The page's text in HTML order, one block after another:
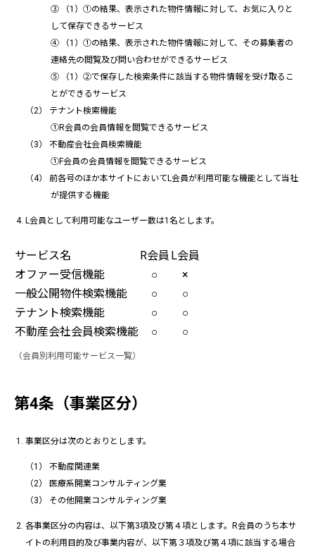
③ （1）①の結果、表示された物件情報に対して、お気に入りと
して保存できるサービス
④ （1）①の結果、表示された物件情報に対して、その募集者の
連絡先の閲覧及び問い合わせができるサービス
⑤ （1）②で保存した検索条件に該当する物件情報を受け取るこ
とができるサービス
テナント検索機能
①R会員の会員情報を閲覧できるサービス
不動産会社会員検索機能
①F会員の会員情報を閲覧できるサービス
前各号のほか本サイトにおいてL会員が利用可能な機能として当社
が提供する機能
L会員として利用可能なユーザー数は1名とします。
サービス名 R会員 L会員
オファー受信機能
○
×
一般公開物件検索機能
○
○
テナント検索機能
○
○
不動産会社会員検索機能
○ ○
（会員別利用可能サービス一覧）
第4条（事業区分）
事業区分は次のとおりとします。
不動産関連業
医療系開業コンサルティング業
その他開業コンサルティング業
各事業区分の内容は、以下第3項及び第４項とします。R会員のうち本サ
イトの利用目的及び事業内容が、以下第３項及び第４項に該当する場合